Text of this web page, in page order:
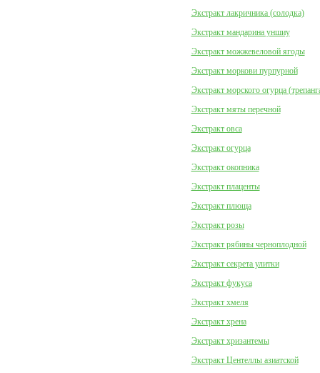
Экстракт лакричника (солодка)
Экстракт мандарина уншиу
Экстракт можжевеловой ягоды
Экстракт моркови пурпурной
Экстракт морского огурца
Экстракт мяты перечной
Экстракт овса
Экстракт огурца
Экстракт окопника
Экстракт плаценты
Экстракт плюща
Экстракт розы
Экстракт рябины черноплодной
Экстракт секрета улитки
Экстракт фукуса
Экстракт хмеля
Экстракт хрена
Экстракт хризантемы
Экстракт Центеллы азиатской